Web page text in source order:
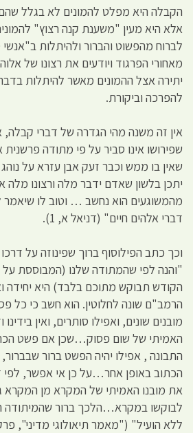
הקבלה היא מפלט להמונים לא בגלל שהם
אלא היא מעין "משענת קנה רצוץ"
לברוח מהפשוט והברור ולהיתלות ב"אנשי
מאחורי הפרגוד ויודעים את רצונו של
יתירה אצל ההמונים מאשר להיתלות
להפרכה וביקורת.
אין זה משנה מהי הגדרה של דברי קבלה,
שפירושו אינו סביר על פי מתודה פרשנית
שאין בו ממש וכבר זעק אבן עזרא על נוהג
יתכן בלשון שאדם ידבר מלה ורצונו מלה
מהמשוגעים הוא נחשב … וטוב לו שיאמר
דברי אלהים חיים" (דניאל א, 1).
וכך כתב הפילוסוף ברוך שפינוזה על
"והנה לפי שהמתודה שלנו (המבוססת
הקודש תבוקש מתוכם בלבד) היא
הרמב"ם שונה לחלוטין. הוא חשב כי כל
מובנים שונים, ואפילו סותרים, ואין
האמיתי של שום פסוק…שכן אם פשט
התבונה , אפילו יהיה הפשט ברור
הכתוב באופן אחר…על כן אי אפשר,
את מובנו האמיתי של המקרא מן המקרא
לבוקשו במקרא…הלכך ברור
ללא הועיל" ("מאמר תיאולוגי מדיני",